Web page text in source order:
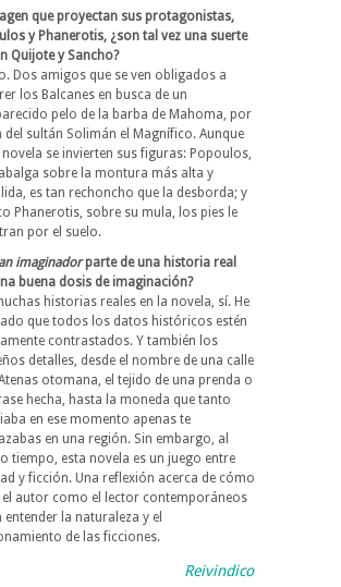
que proyectan sus protagonistas,
y Phanerotis, ¿son tal vez una suerte
Quijote y Sancho?
Dos amigos que se ven obligados a
los Balcanes en busca de un
pelo de la barba de Mahoma, por
del sultán Solimán el Magnífico. Aunque
novela se invierten sus figuras: Popoulos,
sobre la montura más alta y
es tan rechoncho que la desborda; y
Phanerotis, sobre su mula, los pies le
por el suelo.
imaginadorparte de una historia real
buena dosis de imaginación?
historias reales en la novela, sí. He
que todos los datos históricos estén
contrastados. Y también los
detalles, desde el nombre de una calle
otomana, el tejido de una prenda o
hecha, hasta la moneda que tanto
en ese momento apenas te
en una región. Sin embargo, al
tiempo, esta novela es un juego entre
y ficción. Una reflexión acerca de cómo
autor como el lector contemporáneos
entender la naturaleza y el
de las ficciones.
Reivindico